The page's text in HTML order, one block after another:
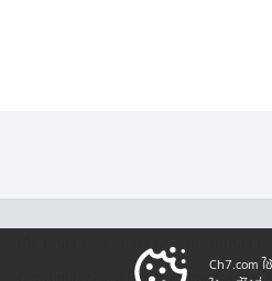
Copyright © 2026 Bangkok Broadcasting &
Ch7.com